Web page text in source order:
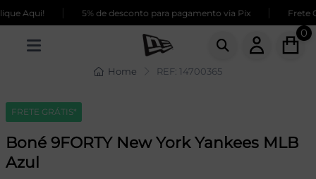
Aqui! 5% de desconto para pagamento via Pix Frete
0
Home REF: 14700365
FRETE GRÁTIS*
Boné 9FORTY New York Yankees MLB
Azul